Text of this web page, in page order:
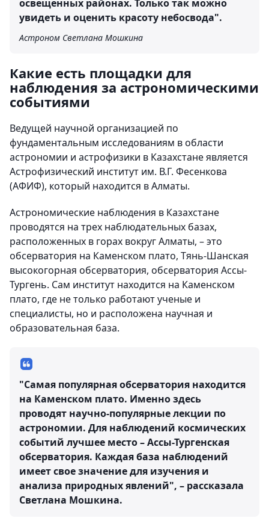
освещенных районах. Только так можно
увидеть и оценить красоту небосвода".
Астроном Светлана Мошкина
Какие есть площадки для
наблюдения за астрономическими
событиями
Ведущей научной организацией по
фундаментальным исследованиям в области
астрономии и астрофизики в Казахстане является
Астрофизический институт им. В.Г. Фесенкова
(АФИФ), который находится в Алматы.
Астрономические наблюдения в Казахстане
проводятся на трех наблюдательных базах,
расположенных в горах вокруг Алматы, – это
обсерватория на Каменском плато, Тянь-Шанская
высокогорная обсерватория, обсерватория Ассы-
Тургень. Сам институт находится на Каменском
плато, где не только работают ученые и
специалисты, но и расположена научная и
образовательная база.
"Самая популярная обсерватория находится
на Каменском плато. Именно здесь
проводят научно-популярные лекции по
астрономии. Для наблюдений космических
событий лучшее место – Ассы-Тургенская
обсерватория. Каждая база наблюдений
имеет свое значение для изучения и
анализа природных явлений", – рассказала
Светлана Мошкина.